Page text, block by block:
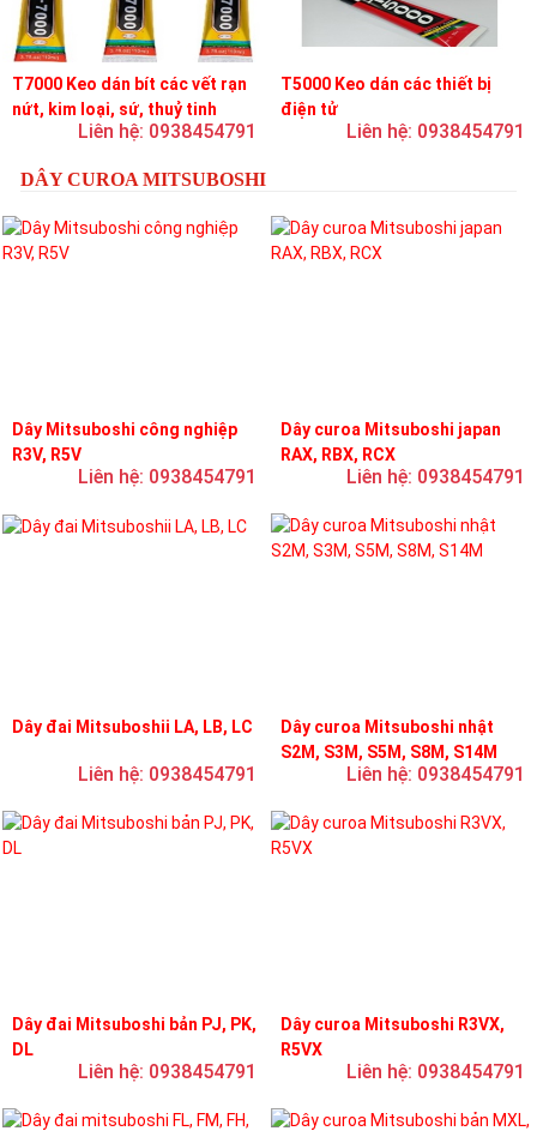
T7000 Keo dán bít các vết rạn
nứt, kim loại, sứ, thuỷ tinh
Liên hệ: 0938454791
T5000 Keo dán các thiết bị
điện tử
Liên hệ: 0938454791
DÂY CUROA MITSUBOSHI
Dây Mitsuboshi công nghiệp
R3V, R5V
Liên hệ: 0938454791
Dây curoa Mitsuboshi japan
RAX, RBX, RCX
Liên hệ: 0938454791
Dây đai Mitsuboshii LA, LB, LC
Liên hệ: 0938454791
Dây curoa Mitsuboshi nhật
S2M, S3M, S5M, S8M, S14M
Liên hệ: 0938454791
Dây đai Mitsuboshi bản PJ, PK,
DL
Liên hệ: 0938454791
Dây curoa Mitsuboshi R3VX,
R5VX
Liên hệ: 0938454791